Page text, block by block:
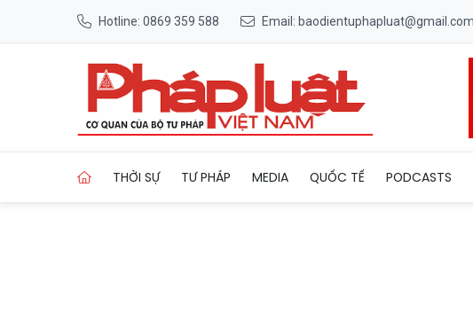
Hotline: 0869 359 588 Email: baodientuphapluat@gmail.com
THỜI SỰ TƯ PHÁP MEDIA QUỐC TẾ PODCASTS